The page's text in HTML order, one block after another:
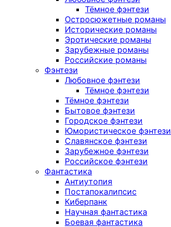
Тёмное фэнтези
Остросюжетные романы
Исторические романы
Эротические романы
Зарубежные романы
Российские романы
Фэнтези
Любовное фэнтези
Тёмное фэнтези
Тёмное фэнтези
Бытовое фэнтези
Городское фэнтези
Юмористическое фэнтези
Славянское фэнтези
Зарубежное фэнтези
Российское фэнтези
Фантастика
Антиутопия
Постапокалипсис
Киберпанк
Научная фантастика
Боевая фантастика